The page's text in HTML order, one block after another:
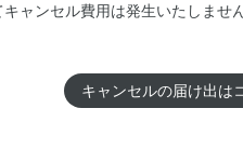
ャンセル費用は発生いたしませ
キャンセルの届け出は